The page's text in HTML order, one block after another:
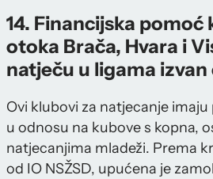
14. Financijska pomoć
otoka Brača, Hvara i
natječu u ligama
Ovi klubovi za natjecanje
u odnosu na kubove s kopna,
natjecanjima mladeži. Prema
od IO NSŽSD, upućena je